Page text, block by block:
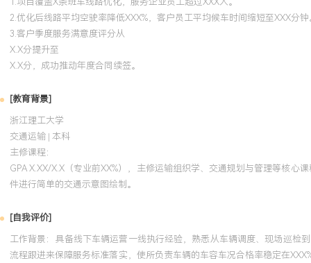
2.优化后线路平均空驶率降低XXX%，客户员工平均候车时间缩短至XXX分钟
3.客户季度服务满意度评分从
X.X分提升至
X.X分，成功推动年度合同续签。
[教育背景]
浙江理工大学
交通运输 | 本科
主修课程：
GPA X.XX/X.X（专业前XX%），主修运输组织学、交通规划与管理等核
件进行简单的交通示意图绘制。
[自我评价]
工作背景：具备线下车辆运营一线执行经验，熟悉从车辆调度、现场巡检
流程跟进来保障服务标准落实，使所负责车辆的车容车况合格率稳定在